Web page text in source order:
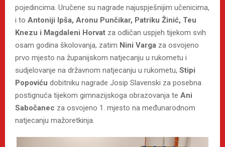
pojedincima. Uručene su nagrade najuspješnijim učenicima,
i to Antoniji Ipša, Aronu Punčikar, Patriku Žinić, Teu
Knezu i Magdaleni Horvat za odličan uspjeh tijekom svih
osam godina školovanja, zatim Nini Varga za osvojeno
prvo mjesto na županijskom natjecanju u rukometu i
sudjelovanje na državnom natjecanju u rukometu, Stipi
Popoviću dobitniku nagrade Josip Slavenski za posebna
postignuća tijekom gimnazijskoga obrazovanja te Ani
Sabočanec za osvojeno 1. mjesto na međunarodnom
natjecanju mažoretkinja.